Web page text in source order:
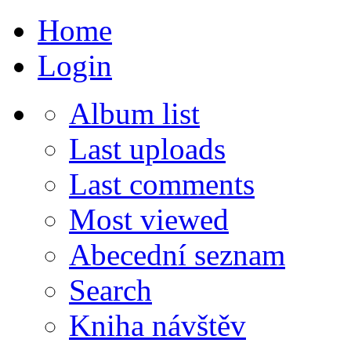
Home
Login
Album list
Last uploads
Last comments
Most viewed
Abecední seznam
Search
Kniha návštěv